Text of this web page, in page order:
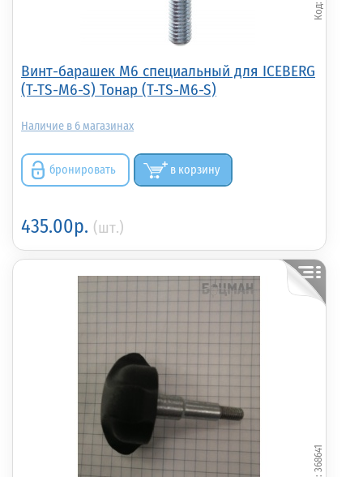
Винт-барашек М6 специальный для ICEBERG
(T-TS-M6-S) Тонар (T-TS-M6-S)
6
бронировать в корзину
435.00р. (шт.)
368641